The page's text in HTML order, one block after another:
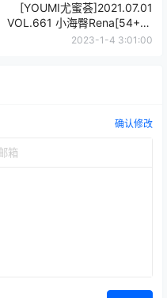
[YOUMI尤蜜荟]2021.07.01
VOL.661 小海臀Rena[54+1P
／523MB]
2023-1-4 3:01:00
确认修改